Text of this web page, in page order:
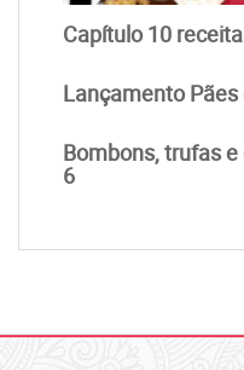
Capítulo 10
Lançamento
Bombons, trufas
6